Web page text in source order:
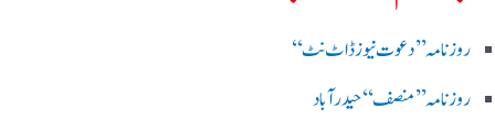
روز نامہ ’’ دعوت نیوز ڈاٹ نٹ‘‘
روزنامہ ’’ منصف‘‘ حیدر آباد